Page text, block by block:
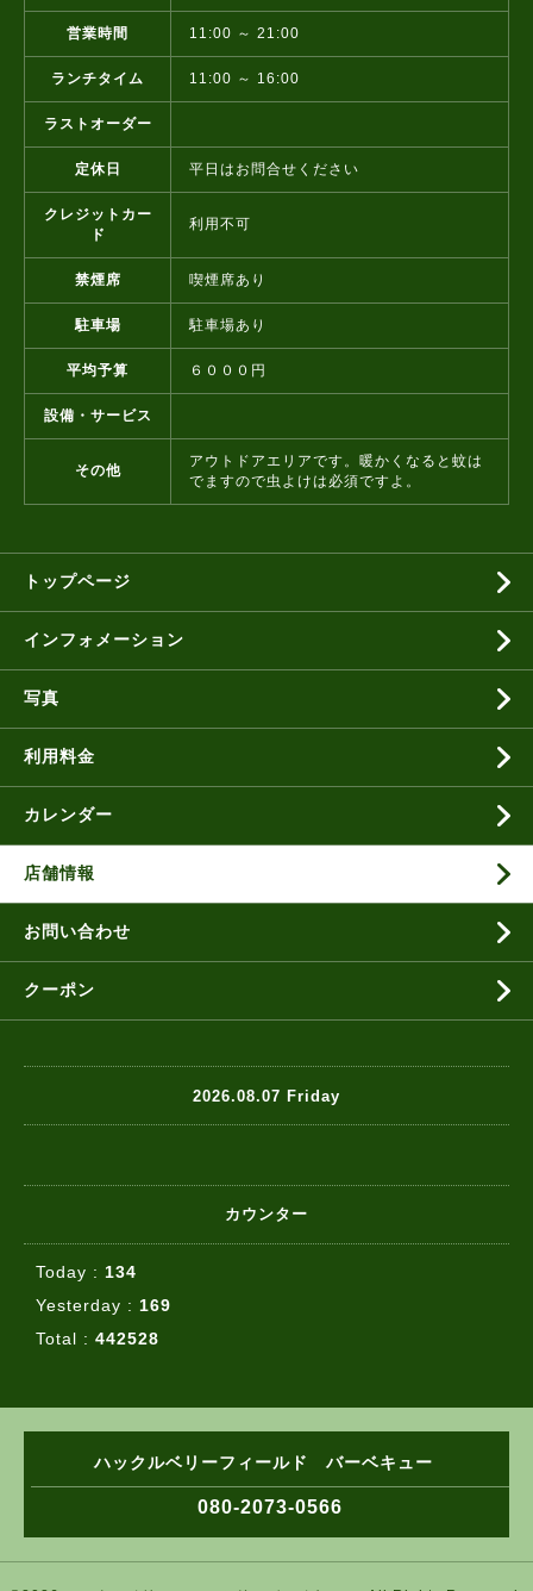
営業時間 11:00 ～ 21:00
ランチタイム 11:00 ～ 16:00
ラストオーダー
定休日 平日はお問合せください
クレジットカー
ド
利用不可
禁煙席 喫煙席あり
駐車場 駐車場あり
平均予算 ６０００円
設備・サービス
その他
アウトドアエリアです。暖かくなると蚊は
でますので虫よけは必須ですよ。
トップページ
インフォメーション
写真
利用料金
カレンダー
店舗情報
お問い合わせ
クーポン
2026.08.07 Friday
カウンター
Today : 134
Yesterday : 169
Total : 442528
ハックルベリーフィールド バーベキュー
080-2073-0566